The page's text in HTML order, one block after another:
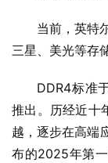
当前，英特
三星、美光等存
DDR4标准
推出。历经近十
越，逐步在高端
布的2025年第